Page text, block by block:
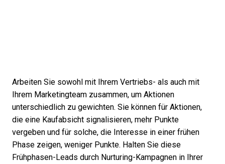
Arbeiten Sie sowohl mit Ihrem Vertriebs- als auch mit
Ihrem Marketingteam zusammen, um Aktionen
unterschiedlich zu gewichten. Sie können für Aktionen,
die eine Kaufabsicht signalisieren, mehr Punkte
vergeben und für solche, die Interesse in einer frühen
Phase zeigen, weniger Punkte. Halten Sie diese
Frühphasen-Leads durch Nurturing-Kampagnen in Ihrer